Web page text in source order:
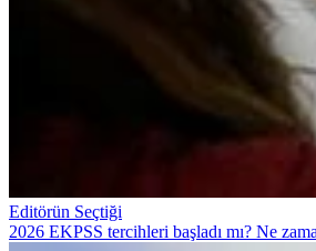
Editörün Seçtiği
2026 EKPSS tercihleri başladı mı? Ne